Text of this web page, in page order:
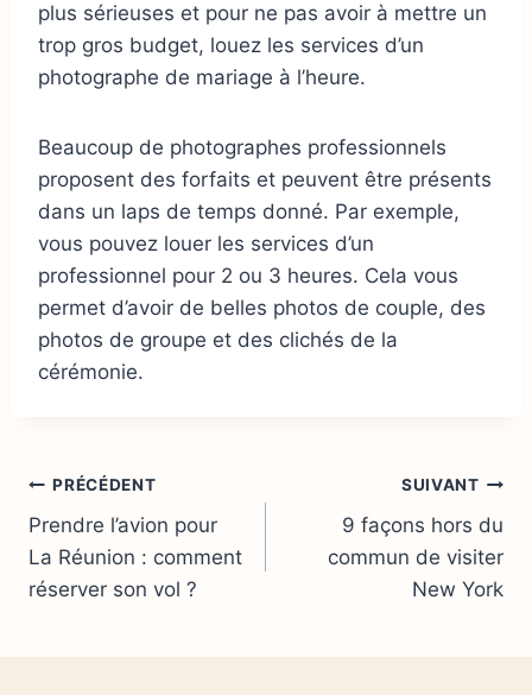
plus sérieuses et pour ne pas avoir à mettre un
trop gros budget, louez les services d’un
photographe de mariage à l’heure.
Beaucoup de photographes professionnels
proposent des forfaits et peuvent être présents
dans un laps de temps donné. Par exemple,
vous pouvez louer les services d’un
professionnel pour 2 ou 3 heures. Cela vous
permet d’avoir de belles photos de couple, des
photos de groupe et des clichés de la
cérémonie.
Navigation
de
l’article
PRÉCÉDENT
Prendre l’avion pour
La Réunion : comment
réserver son vol ?
SUIVANT
9 façons hors du
commun de visiter
New York